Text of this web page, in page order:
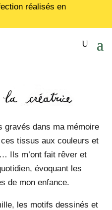
réalisés en
gravés dans ma mémoire
tissus aux couleurs et
Ils m’ont fait rêver et
évoquant les
de mon enfance.
les motifs dessinés et